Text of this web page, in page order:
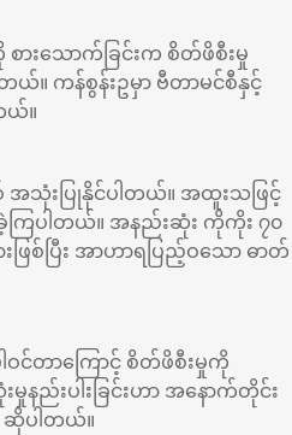
းသောက်ခြင်းက စိတ်ဖိစီးမှု
။ ကန်စွန်းဥမှာ ဗီတာမင်စီနှင့်
ယ်။
အသုံးပြုနိုင်ပါတယ်။ အထူးသဖြင့်
ြပါတယ်။ အနည်းဆုံး ကိုကိုး ၇၀
ြစ်ပြီး အာဟာရပြည့်ဝသော ဓာတ်
င်တာကြောင့် စိတ်ဖိစီးမှုကို
မှုနည်းပါးခြင်းဟာ အနောက်တိုင်း
ဆိုပါတယ်။